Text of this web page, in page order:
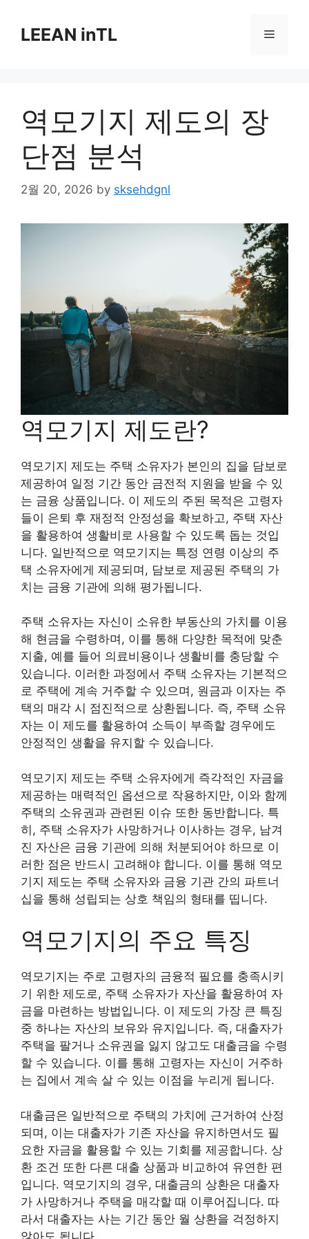
contentLEEAN inTL Menu
역모기지 제도의 장
단점 분석
2월 20, 2026 by sksehdgnl
역모기지 제도란?
역모기지 제도는 주택 소유자가 본인의 집을 담보로
제공하여 일정 기간 동안 금전적 지원을 받을 수 있
는 금융 상품입니다. 이 제도의 주된 목적은 고령자
들이 은퇴 후 재정적 안정성을 확보하고, 주택 자산
을 활용하여 생활비로 사용할 수 있도록 돕는 것입
니다. 일반적으로 역모기지는 특정 연령 이상의 주
택 소유자에게 제공되며, 담보로 제공된 주택의 가
치는 금융 기관에 의해 평가됩니다.
주택 소유자는 자신이 소유한 부동산의 가치를 이용
해 현금을 수령하며, 이를 통해 다양한 목적에 맞춘
지출, 예를 들어 의료비용이나 생활비를 충당할 수
있습니다. 이러한 과정에서 주택 소유자는 기본적으
로 주택에 계속 거주할 수 있으며, 원금과 이자는 주
택의 매각 시 점진적으로 상환됩니다. 즉, 주택 소유
자는 이 제도를 활용하여 소득이 부족할 경우에도
안정적인 생활을 유지할 수 있습니다.
역모기지 제도는 주택 소유자에게 즉각적인 자금을
제공하는 매력적인 옵션으로 작용하지만, 이와 함께
주택의 소유권과 관련된 이슈 또한 동반합니다. 특
히, 주택 소유자가 사망하거나 이사하는 경우, 남겨
진 자산은 금융 기관에 의해 처분되어야 하므로 이
러한 점은 반드시 고려해야 합니다. 이를 통해 역모
기지 제도는 주택 소유자와 금융 기관 간의 파트너
십을 통해 성립되는 상호 책임의 형태를 띱니다.
역모기지의 주요 특징
역모기지는 주로 고령자의 금융적 필요를 충족시키
기 위한 제도로, 주택 소유자가 자산을 활용하여 자
금을 마련하는 방법입니다. 이 제도의 가장 큰 특징
중 하나는 자산의 보유와 유지입니다. 즉, 대출자가
주택을 팔거나 소유권을 잃지 않고도 대출금을 수령
할 수 있습니다. 이를 통해 고령자는 자신이 거주하
는 집에서 계속 살 수 있는 이점을 누리게 됩니다.
대출금은 일반적으로 주택의 가치에 근거하여 산정
되며, 이는 대출자가 기존 자산을 유지하면서도 필
요한 자금을 활용할 수 있는 기회를 제공합니다. 상
환 조건 또한 다른 대출 상품과 비교하여 유연한 편
입니다. 역모기지의 경우, 대출금의 상환은 대출자
가 사망하거나 주택을 매각할 때 이루어집니다. 따
라서 대출자는 사는 기간 동안 월 상환을 걱정하지
않아도 됩니다.